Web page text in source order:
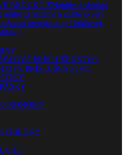
REDUKCIENájdite si vhodnú
audio zariadenie a zažite skvelý
prepojenia pri štúdiovej,
PRÍSLUŠENSTVO
PRÍSLUŠENSTVO